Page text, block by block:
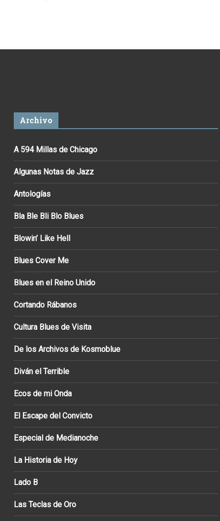
Archivo
A 594 Millas de Chicago
Algunas Notas de Jazz
Antologías
Bla Ble Bli Blo Blues
Blowin’ Like Hell
Blues Cover Me
Blues en el Reino Unido
Cortando Rábanos
Cultura Blues de Visita
De los Archivos de Kosmoblue
Diván el Terrible
Ecos de mi Onda
El Escape del Convicto
Especial de Medianoche
La Historia de Hoy
Lado B
Las Teclas de Oro